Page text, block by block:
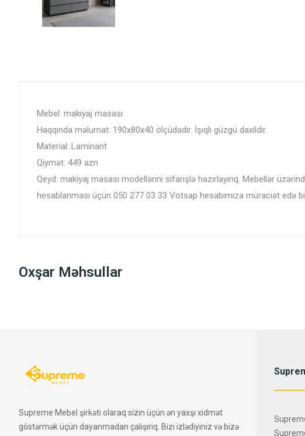
Mebel: makiyaj masası
Haqqında məlumat: 190x80x40 ölçüdədir. İşıqlı güzgü daxildir.
Material: Laminant
Qiymət: 449 azn
Qeyd: makiyaj masası modellərini sifarişlə hazırlayırıq. Mebellər
hesablanması üçün 050 277 03 33 Votsap hesabımıza müraciət edə
Oxşar Məhsullar
Supreme Mebel şirkəti olaraq sizin üçün ən yaxşı xidmət
göstərmək üçün dayanmadan çalışırıq. Bizi izlədiyiniz və bizə